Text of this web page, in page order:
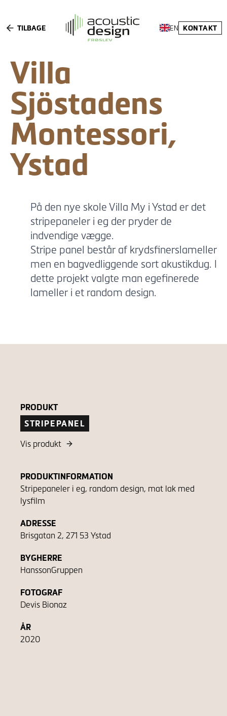
TILBAGE EN KONTAKT
Villa
Sjöstadens
Montessori,
Ystad
På den nye skole Villa My i Ystad er det
stripepaneler i eg der pryder de
indvendige vægge.
Stripe panel består af krydsfinerslameller
men en bagvedliggende sort akustikdug. I
dette projekt valgte man egefinerede
lameller i et random design.
PRODUKT
STRIPEPANEL
Vis produkt
PRODUKTINFORMATION
Stripepaneler i eg, random design, mat lak med
lysfilm
ADRESSE
Brisgatan 2, 271 53 Ystad
BYGHERRE
HanssonGruppen
FOTOGRAF
Devis Bionaz
ÅR
2020